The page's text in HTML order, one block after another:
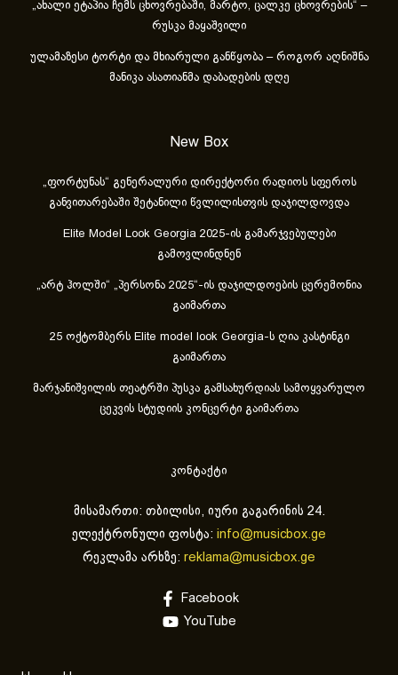
„ახა­ლი ეტა­პია ჩემს ცხოვ­რე­ბა­ში, მარ­ტო, ცალ­კე ცხოვ­რე­ბის“ –
რუსკა მაყაშვილი
ულამაზესი ტორტი და მხიარული განწყობა – როგორ აღნიშნა
მანიკა ასათიანმა დაბადების დღე
New Box
„ფორტუნას“ გენერალური დირექტორი რადიოს სფეროს
განვითარებაში შეტანილი წვლილისთვის დაჯილდოვდა
Elite Model Look Georgia 2025-ის გამარჯვებულები
გამოვლინდნენ
„არტ ჰოლში“ „პერსონა 2025“-ის დაჯილდოების ცერემონია
გაიმართა
25 ოქტომბერს Elite model look Georgia-ს ღია კასტინგი
გაიმართა
მარჯანიშვილის თეატრში პუსკა გამსახურდიას სამოყვარულო
ცეკვის სტუდიის კონცერტი გაიმართა
კონტაქტი
მისამართი: თბილისი, იური გაგარინის 24.
ელექტრონული ფოსტა: info@musicbox.ge
რეკლამა არხზე: reklama@musicbox.ge
Facebook
YouTube